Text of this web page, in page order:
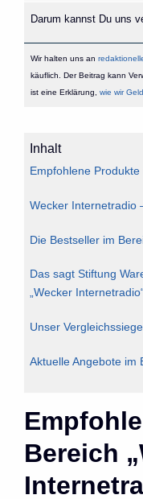
Darum kannst Du uns
Wir halten uns an
käuflich. Der Beitrag kann
ist eine Erklärung, wie wir
Inhalt
Empfohlene
Wecker Internetradio
Die Bestseller im
Das sagt Stiftung
„Wecker
Unser
Aktuelle Angebote im
Bereich